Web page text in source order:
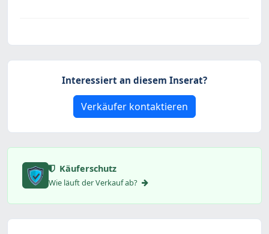
Interessiert an diesem Inserat?
Verkäufer kontaktieren
Käuferschutz
Wie läuft der Verkauf ab?